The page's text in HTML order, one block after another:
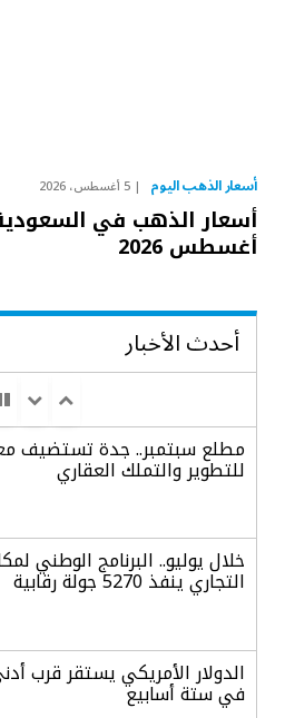
أسعار الذهب اليوم 5 أغسطس، 2026
أغسطس 2026
أحدث الأخبار
مطلع سبتمبر.. جدة تستضيف
للتطوير والتملك العقاري
خلال يوليو.. البرنامج الوطني
التجاري ينفذ 5270 جولة رقابية
الدولار الأمريكي يستقر قرب
في ستة أسابيع